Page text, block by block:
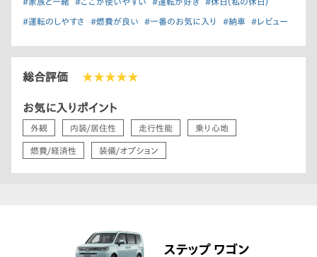
#運転のしやすさ #燃費が良い #一番のお気に入り #納車 #レビュー
総合評価 ★★★★★
お気に入りポイント
外観 内装/居住性 走行性能 乗り心地
燃費/経済性 装備/オプション
ステップ ワゴン